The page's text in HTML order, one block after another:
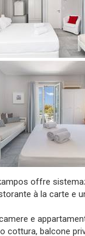
offre
à la carte e
e
cottura, balcone